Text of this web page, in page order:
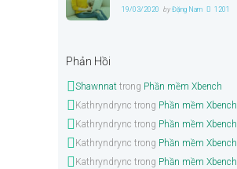
19/03/2020 byĐặng Nam 1201
Phản Hồi
Shawnnat trong Phần mềm Xbench
Kathryndrync trong Phần mềm Xbench
Kathryndrync trong Phần mềm Xbench
Kathryndrync trong Phần mềm Xbench
Kathryndrync trong Phần mềm Xbench